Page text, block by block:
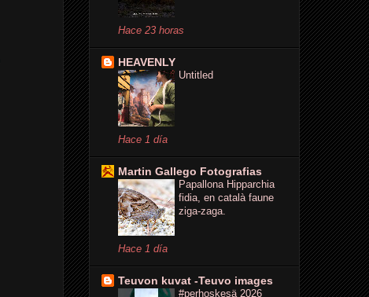
Hace 23 horas
HEAVENLY
Untitled
Hace 1 día
Martin Gallego Fotografias
Papallona Hipparchia
fidia, en català faune
ziga-zaga.
Hace 1 día
Teuvon kuvat -Teuvo images
#perhoskesä 2026